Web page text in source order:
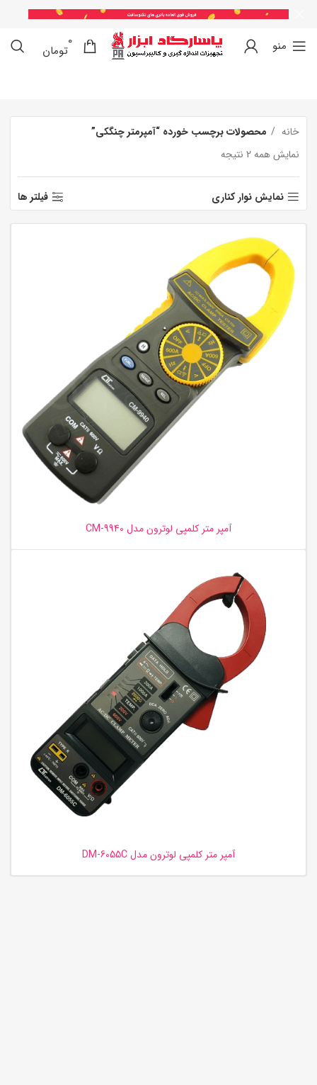
منو 0
0
تومان
خانه
محصولات برچسب خورده “آمپرمتر چنگکی”
نمایش همه 2 نتیجه
نمایش نوار کناری فیلتر ها
آمپر متر کلمپی لوترون مدل CM-9940
آمپر متر کلمپی لوترون مدل DM-6055C